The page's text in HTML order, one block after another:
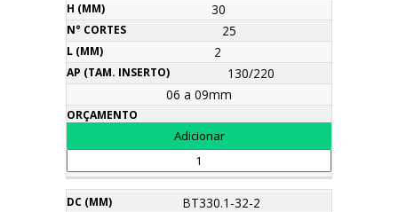
30
25
2
130/220
06 a 09mm
BT330.1-32-2